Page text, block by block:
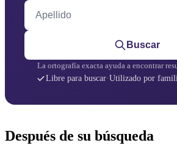
Apellido
Buscar
La ortografía exacta ayuda a encontrar
Libre para buscar·Utilizado por
Después de su búsqueda